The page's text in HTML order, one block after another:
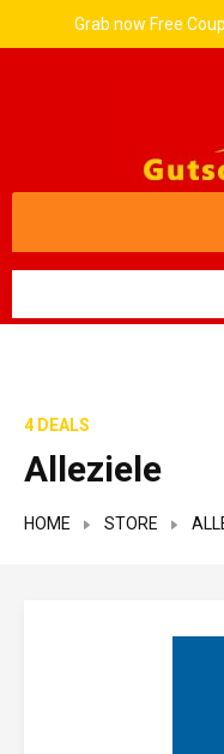
Grab now Free
4 DEALS
Alleziele
HOME STORE